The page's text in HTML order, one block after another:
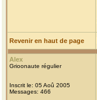
Revenir en haut de page
Alex
Grioonaute régulier
Inscrit le: 05 Aoû 2005
Messages: 466